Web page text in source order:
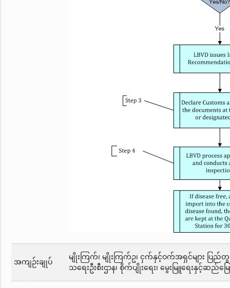
အကျဉ်းချုပ်
မျိုးကြက်၊ မျိုးကြက်ဥ၊ ငှက်နှင့်ဝက်အရှင်များ ပြ
သရေးဦးစီးဌာန၊ စိုက်ပျိုးရေး၊ မွေးမြူရေးနှင့်ဆည်မ